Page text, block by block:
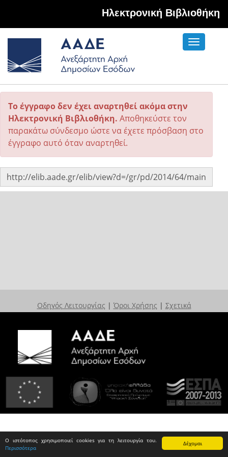
Δέχομαι
Ο ιστότοπος χρησιμοποιεί cookies για τη λειτουργία του.
Περισσότερα
Hλεκτρονική Βιβλιοθήκη
Toggle
Το έγγραφο δεν έχει αναρτηθεί ακόμα στην
Ηλεκτρονική Βιβλιοθήκη. Αποθηκεύστε τον
παρακάτω σύνδεσμο ώστε να έχετε πρόσβαση στο
έγγραφο αυτό όταν αναρτηθεί.
Οδηγός Λειτουργίας | Όροι Χρήσης | Σχετικά